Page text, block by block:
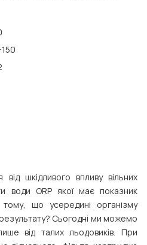
шкідливого впливу вільних
води ORP якої має показник
що усередині організму
Сьогодні ми можемо
від талих льодовиків. При